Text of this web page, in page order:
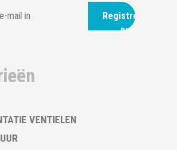
Registreer
nu
VENTIELEN